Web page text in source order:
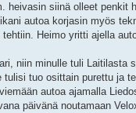
heivasin siinä olleet penkit
autoa korjasin myös
Heimo yritti ajella
niin minulle tuli
tulisi tuo osittain purettu ja
autoa ajamalla
päivänä noutamaan